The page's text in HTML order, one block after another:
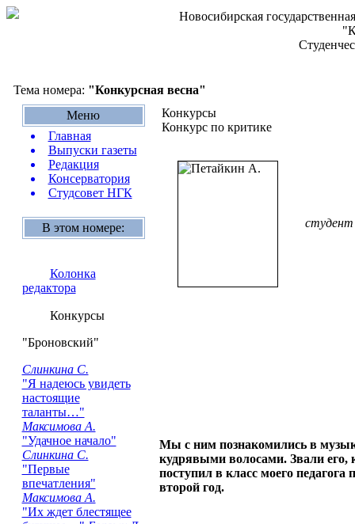
Новосибирская
Тема номера: "Конкурсная весна"
Меню
Главная
Выпуски газеты
Редакция
Консерватория
Студсовет НГК
В этом номере:
Колонка
редактора
Конкурсы
"Броновский"
Слинкина С.
"Я надеюсь увидеть
настоящие
таланты…"
Максимова А.
"Удачное начало"
Слинкина С.
"Первые
впечатления"
Максимова А.
"Их ждет блестящее
Конкурсы
Конкурс по критике
студент
Мы с ним познакомились в
кудрявыми волосами. Звали его,
поступил в класс моего
второй год.